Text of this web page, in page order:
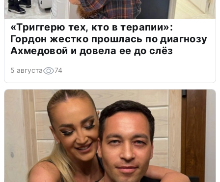
«Триггерю тех, кто в терапии»:
Гордон жестко прошлась по диагнозу
Ахмедовой и довела ее до слёз
5 августа 74